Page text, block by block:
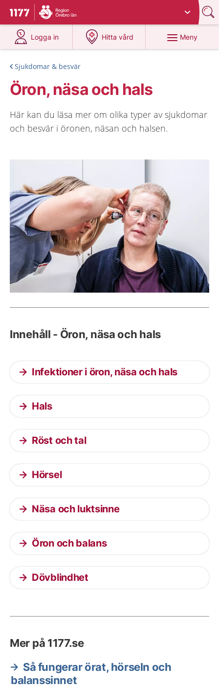
Till startsidan för 1177
Du har valt region
Logga in
på 1177.se
Hitta vård
på 1177.se
Meny
Sjukdomar & besvär
Öron, näsa och hals
Här kan du läsa mer om olika typer av sjukdomar
och besvär i öronen, näsan och halsen.
Innehåll - Öron, näsa och hals
Infektioner i öron, näsa och hals
Hals
Röst och tal
Hörsel
Näsa och luktsinne
Öron och balans
Dövblindhet
Mer på 1177.se
Så fungerar örat, hörseln och
balanssinnet